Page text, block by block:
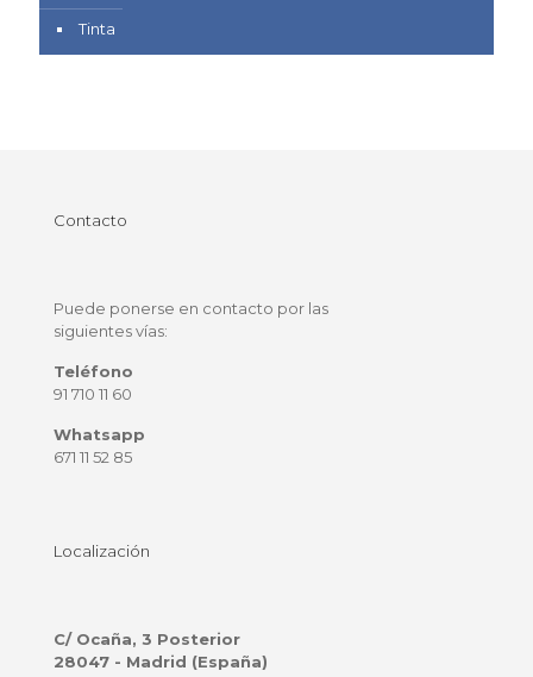
Tinta
Contacto
Puede ponerse en contacto por las
siguientes vías:
Teléfono
91 710 11 60
Whatsapp
671 11 52 85
Localización
C/ Ocaña, 3 Posterior
28047 - Madrid (España)